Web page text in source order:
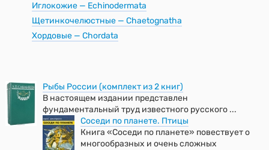
Иглокожие — Echinodermata
Щетинкочелюстные — Chaetognatha
Хордовые — Chordata
Рыбы России (комплект из 2 книг)
В настоящем издании представлен
фундаментальный труд известного русского ...
Соседи по планете. Птицы
Книга «Соседи по планете» повествует о
многообразных и очень сложных